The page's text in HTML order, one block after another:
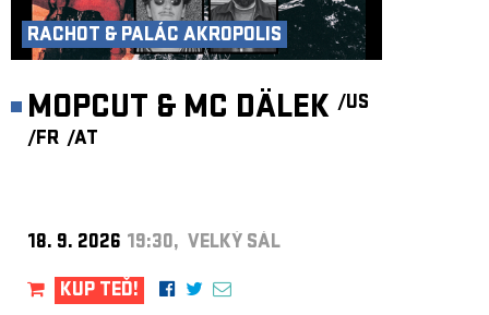
RACHOT & PALÁC AKROPOLIS
MOPCUT & MC DÄLEK /US
/FR /AT
18. 9. 2026 19:30, VELKÝ SÁL
KUP TEĎ!